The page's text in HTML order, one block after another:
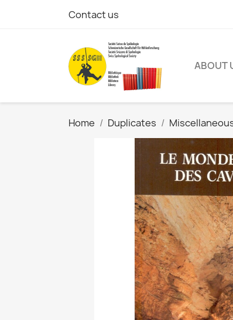
Contact us
ABOUT
Home Duplicates